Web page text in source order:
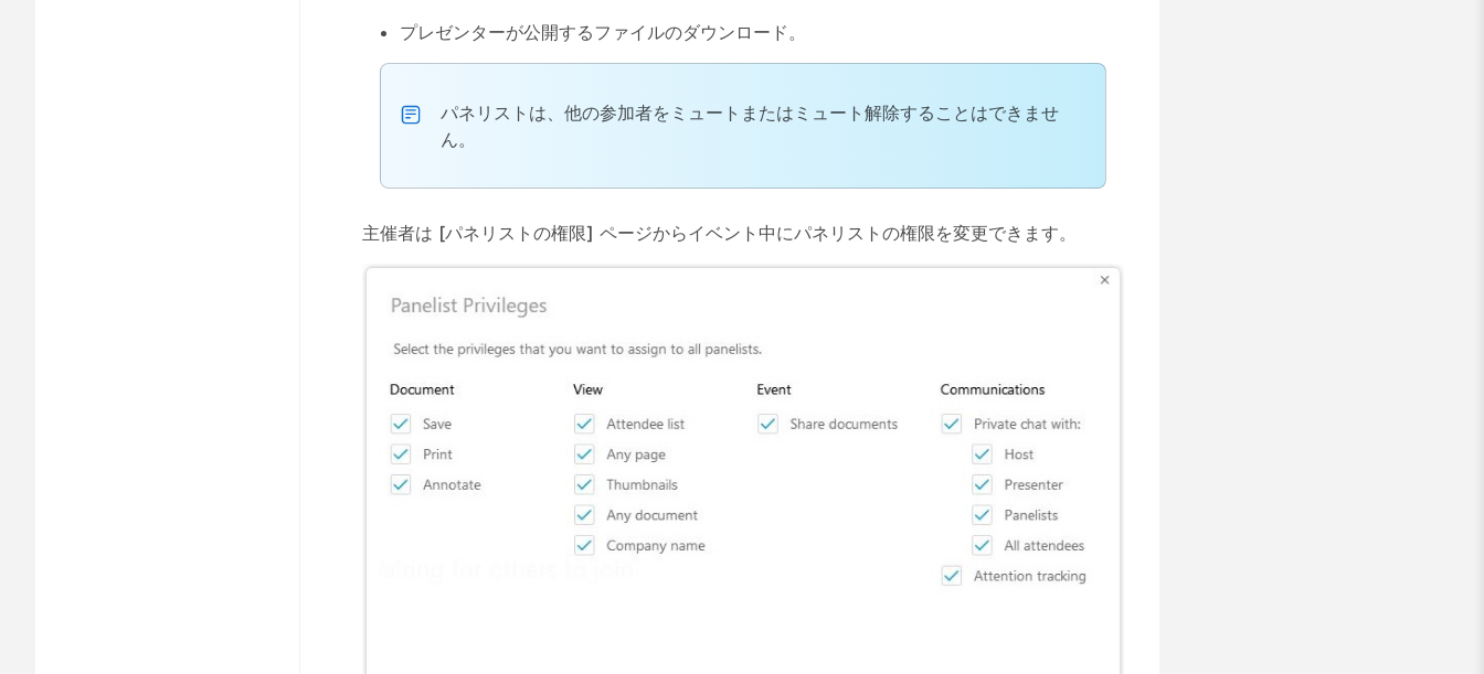
プレゼンターが公開するファイルのダウンロード。
パネリストは、他の参加者をミュートまたはミュート解除することはできませ
ん。
主催者は [パネリストの権限] ページからイベント中にパネリストの権限を変更できます。